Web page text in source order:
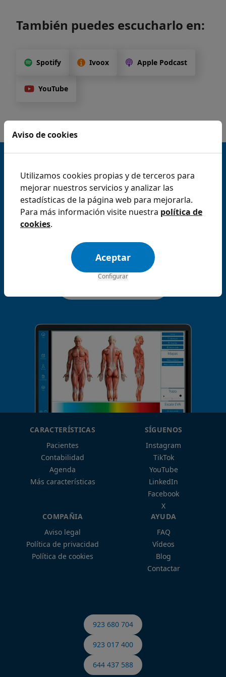
También puedes escucharlo en:
Spotify Ivoox Apple Podcast
YouTube
Excelente
Prueba Archivex gratis
durante 7 días, ¡y déjate
CARACTERÍSTICAS
Pacientes
Contabilidad
Agenda
Más características
SÍGUENOS
Instagram
TikTok
YouTube
LinkedIn
Facebook
X
COMPAÑIA
Aviso legal
Política de privacidad
Política de cookies
AYUDA
FAQ
Vídeos
Blog
Contactar
923 680 704
923 017 400
644 437 588
Aviso de cookies
Utilizamos cookies propias y de terceros para
mejorar nuestros servicios y analizar las
estadísticas de la página web para mejorarla.
Para más información visite nuestra política de
cookies.
Aceptar
Configurar